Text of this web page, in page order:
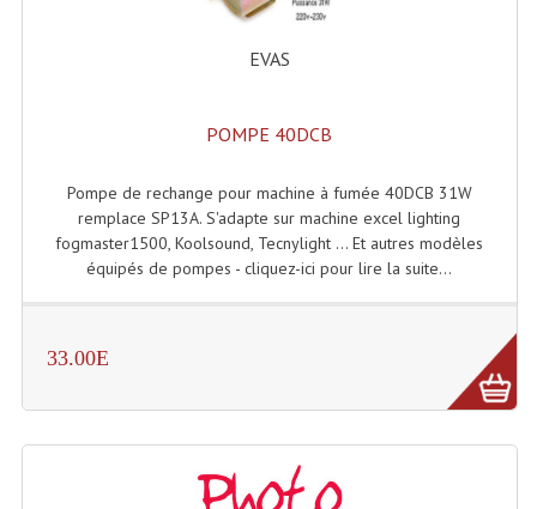
Dispatches
Filtres Et Divers
Gyrophares À Leds
Lampes Ampoules
Lampes Dichroique
Lampes Halogenes Divers
EVAS
POMPE 40DCB
Pompe de rechange pour machine à fumée 40DCB 31W
remplace SP13A. S'adapte sur machine excel lighting
fogmaster1500, Koolsound, Tecnylight ... Et autres modèles
équipés de pompes - cliquez-ici pour lire la suite...
33.00E